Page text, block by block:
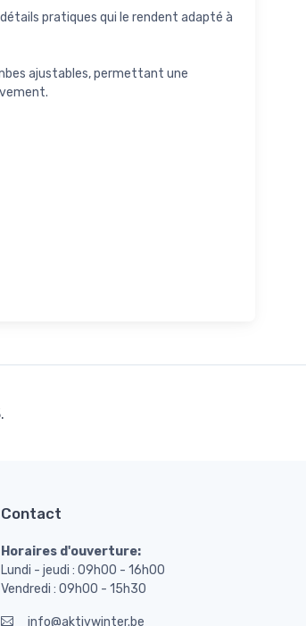
pratiques qui le rendent adapté à
ajustables, permettant une
Contact
Horaires d'ouverture:
Lundi - jeudi : 09h00 - 16h00
Vendredi : 09h00 - 15h30
info@aktivwinter.be